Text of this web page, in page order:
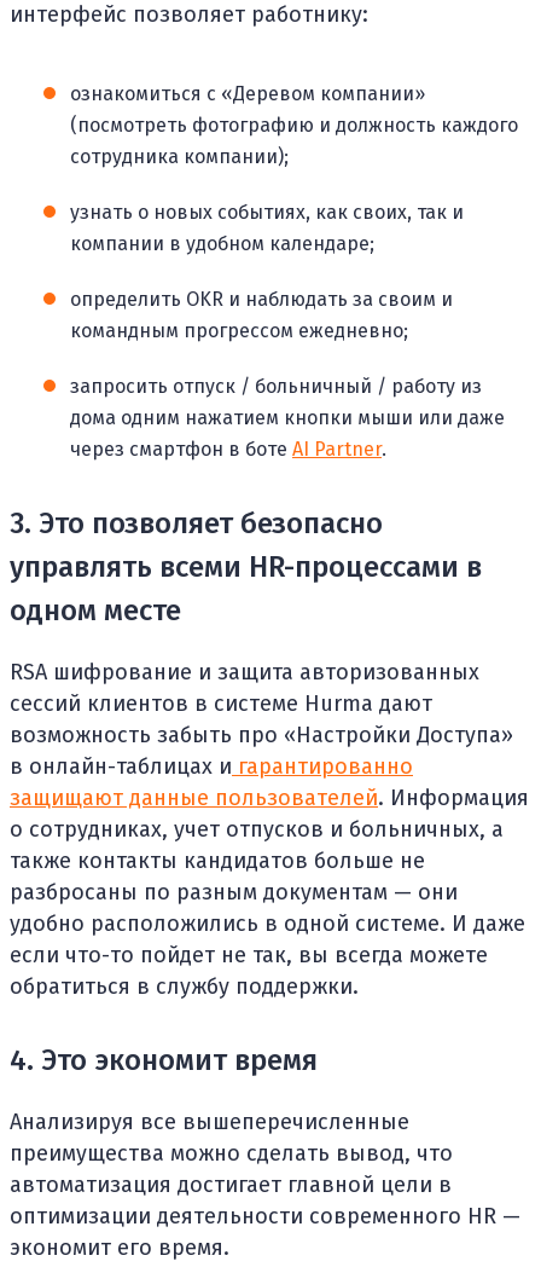
интерфейс позволяет работнику:
ознакомиться с «Деревом компании»
(посмотреть фотографию и должность каждого
сотрудника компании);
узнать о новых событиях, как своих, так и
компании в удобном календаре;
определить OKR и наблюдать за своим и
командным прогрессом ежедневно;
запросить отпуск / больничный / работу из
дома одним нажатием кнопки мыши или даже
через смартфон в боте AI Partner.
3. Это позволяет безопасно
управлять всеми HR-процессами в
одном месте
RSA шифрование и защита авторизованных
сессий клиентов в системе Hurma дают
возможность забыть про «Настройки Доступа»
в онлайн-таблицах и гарантированно
защищают данные пользователей. Информация
о сотрудниках, учет отпусков и больничных, а
также контакты кандидатов больше не
разбросаны по разным документам — они
удобно расположились в одной системе. И даже
если что-то пойдет не так, вы всегда можете
обратиться в службу поддержки.
4. Это экономит время
Анализируя все вышеперечисленные
преимущества можно сделать вывод, что
автоматизация достигает главной цели в
оптимизации деятельности современного HR —
экономит его время.